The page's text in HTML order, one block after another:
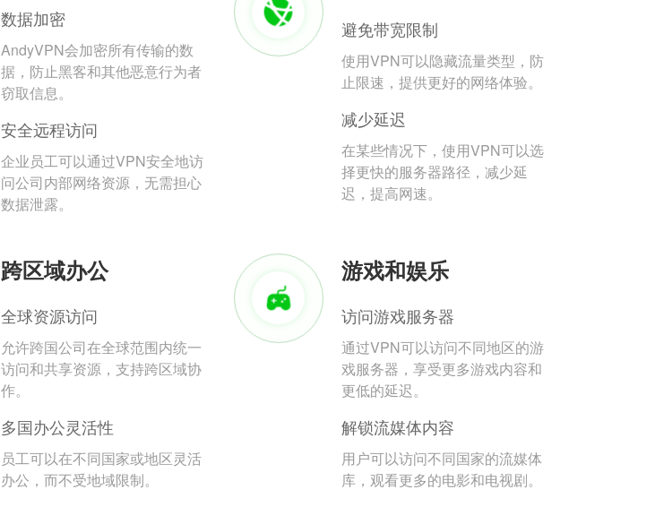
数据加密
AndyVPN会加密所有传输的数
据，防止黑客和其他恶意行为者
窃取信息。
安全远程访问
企业员工可以通过VPN安全地访
问公司内部网络资源，无需担心
数据泄露。
避免带宽限制
使用VPN可以隐藏流量类型，防
止限速，提供更好的网络体验。
减少延迟
在某些情况下，使用VPN可以选
择更快的服务器路径，减少延
迟，提高网速。
跨区域办公
全球资源访问
允许跨国公司在全球范围内统一
访问和共享资源，支持跨区域协
作。
多国办公灵活性
员工可以在不同国家或地区灵活
办公，而不受地域限制。
游戏和娱乐
访问游戏服务器
通过VPN可以访问不同地区的游
戏服务器，享受更多游戏内容和
更低的延迟。
解锁流媒体内容
用户可以访问不同国家的流媒体
库，观看更多的电影和电视剧。